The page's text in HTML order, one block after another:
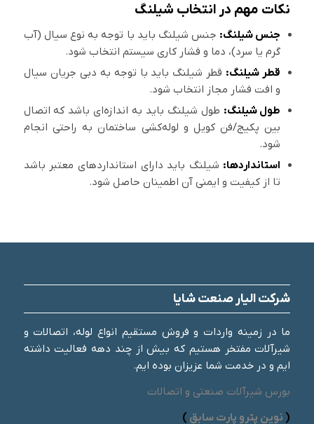
نکات مهم در انتخاب شیلنگ
جنس شیلنگ: جنس شیلنگ باید با توجه به نوع سیال (آب
گرم یا سرد)، دما و فشار کاری سیستم انتخاب شود.
قطر شیلنگ: قطر شیلنگ باید با توجه به دبی جریان سیال
و افت فشار مجاز انتخاب شود.
طول شیلنگ: طول شیلنگ باید به اندازه‌ای باشد که اتصال
بین پکیج/فن کویل و لوله‌کشی ساختمان به راحتی انجام
شود.
استانداردها: شیلنگ باید دارای استانداردهای معتبر باشد
تا از کیفیت و ایمنی آن اطمینان حاصل شود.
شرکت الیار صنعت شایا
ما در زمینه واردات و فروش مستقیم انواع لوله، اتصالات و
شیرآلات مفتخر هستیم که بیش از چند دهه فعالیت داشته
ایم و در خدمت شما عزیزان بوده ایم.
بورس شیرآلات صنعتی و اتصالات
( نوین پترو پارت سابق )